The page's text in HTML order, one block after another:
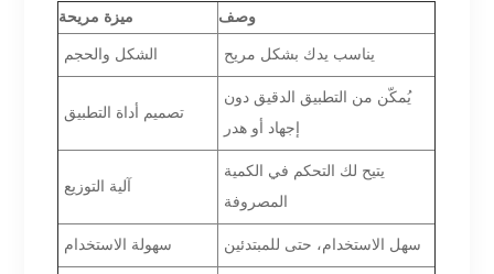
ميزة مريحة
وصف
الشكل والحجم
يناسب يدك بشكل مريح
تصميم أداة التطبيق
يُمكّن من التطبيق الدقيق دون
إجهاد أو هدر
آلية التوزيع
يتيح لك التحكم في الكمية
المصروفة
سهولة الاستخدام
سهل الاستخدام، حتى للمبتدئين